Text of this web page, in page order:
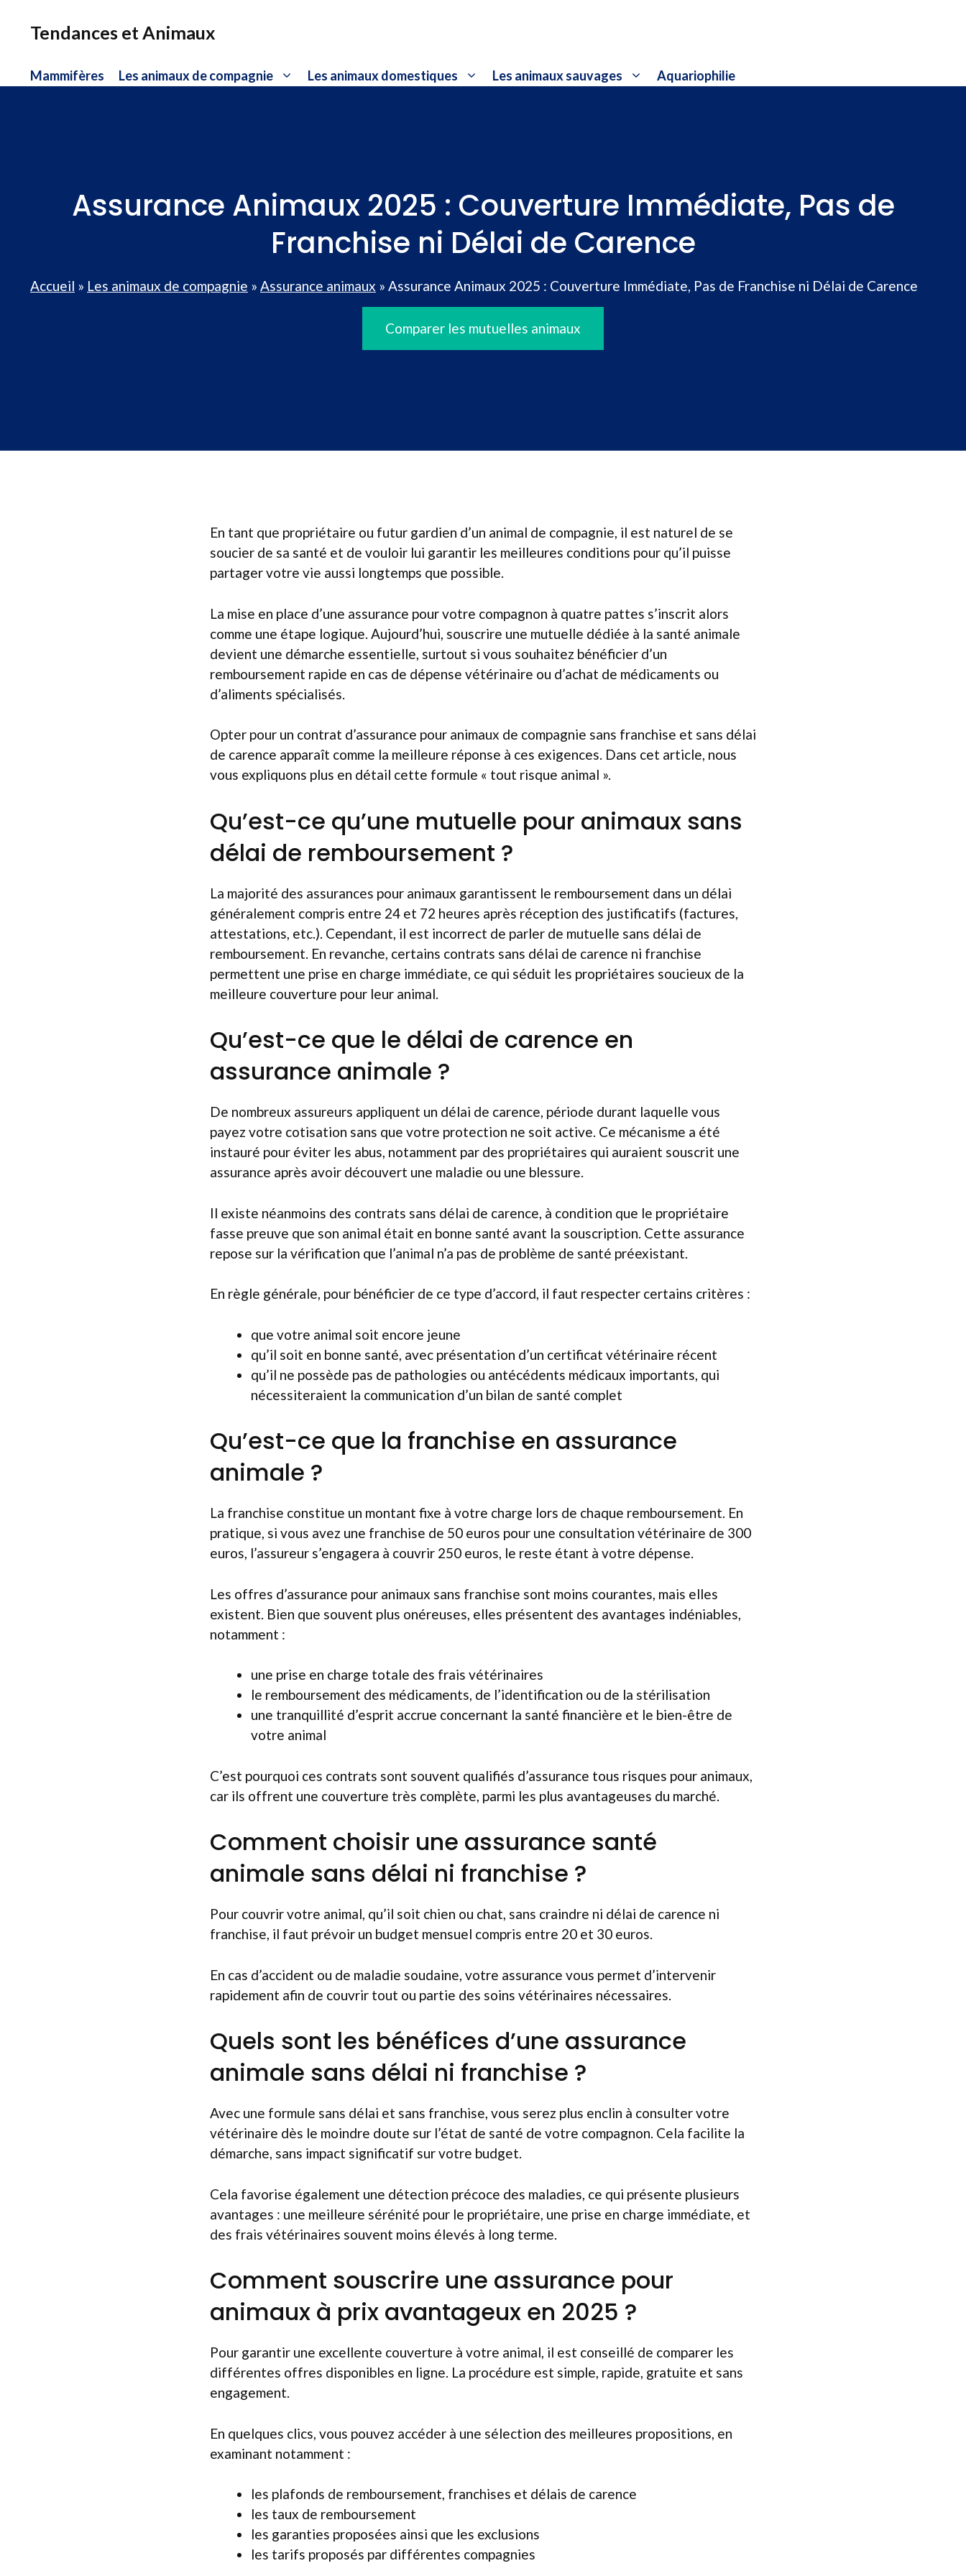
Tendances et Animaux
Mammifères Les animaux de compagnie Les animaux domestiques Les animaux sauvages Aquariophilie
Assurance Animaux 2025 : Couverture Immédiate, Pas de
Franchise ni Délai de Carence
Accueil » Les animaux de compagnie » Assurance animaux » Assurance Animaux 2025 : Couverture Immédiate, Pas de Franchise ni Délai de Carence
Comparer les mutuelles animaux
En tant que propriétaire ou futur gardien d’un animal de compagnie, il est naturel de se
soucier de sa santé et de vouloir lui garantir les meilleures conditions pour qu’il puisse
partager votre vie aussi longtemps que possible.
La mise en place d’une assurance pour votre compagnon à quatre pattes s’inscrit alors
comme une étape logique. Aujourd’hui, souscrire une mutuelle dédiée à la santé animale
devient une démarche essentielle, surtout si vous souhaitez bénéficier d’un
remboursement rapide en cas de dépense vétérinaire ou d’achat de médicaments ou
d’aliments spécialisés.
Opter pour un contrat d’assurance pour animaux de compagnie sans franchise et sans délai
de carence apparaît comme la meilleure réponse à ces exigences. Dans cet article, nous
vous expliquons plus en détail cette formule « tout risque animal ».
Qu’est-ce qu’une mutuelle pour animaux sans
délai de remboursement ?
La majorité des assurances pour animaux garantissent le remboursement dans un délai
généralement compris entre 24 et 72 heures après réception des justificatifs (factures,
attestations, etc.). Cependant, il est incorrect de parler de mutuelle sans délai de
remboursement. En revanche, certains contrats sans délai de carence ni franchise
permettent une prise en charge immédiate, ce qui séduit les propriétaires soucieux de la
meilleure couverture pour leur animal.
Qu’est-ce que le délai de carence en
assurance animale ?
De nombreux assureurs appliquent un délai de carence, période durant laquelle vous
payez votre cotisation sans que votre protection ne soit active. Ce mécanisme a été
instauré pour éviter les abus, notamment par des propriétaires qui auraient souscrit une
assurance après avoir découvert une maladie ou une blessure.
Il existe néanmoins des contrats sans délai de carence, à condition que le propriétaire
fasse preuve que son animal était en bonne santé avant la souscription. Cette assurance
repose sur la vérification que l’animal n’a pas de problème de santé préexistant.
En règle générale, pour bénéficier de ce type d’accord, il faut respecter certains critères :
que votre animal soit encore jeune
qu’il soit en bonne santé, avec présentation d’un certificat vétérinaire récent
qu’il ne possède pas de pathologies ou antécédents médicaux importants, qui
nécessiteraient la communication d’un bilan de santé complet
Qu’est-ce que la franchise en assurance
animale ?
La franchise constitue un montant fixe à votre charge lors de chaque remboursement. En
pratique, si vous avez une franchise de 50 euros pour une consultation vétérinaire de 300
euros, l’assureur s’engagera à couvrir 250 euros, le reste étant à votre dépense.
Les offres d’assurance pour animaux sans franchise sont moins courantes, mais elles
existent. Bien que souvent plus onéreuses, elles présentent des avantages indéniables,
notamment :
une prise en charge totale des frais vétérinaires
le remboursement des médicaments, de l’identification ou de la stérilisation
une tranquillité d’esprit accrue concernant la santé financière et le bien-être de
votre animal
C’est pourquoi ces contrats sont souvent qualifiés d’assurance tous risques pour animaux,
car ils offrent une couverture très complète, parmi les plus avantageuses du marché.
Comment choisir une assurance santé
animale sans délai ni franchise ?
Pour couvrir votre animal, qu’il soit chien ou chat, sans craindre ni délai de carence ni
franchise, il faut prévoir un budget mensuel compris entre 20 et 30 euros.
En cas d’accident ou de maladie soudaine, votre assurance vous permet d’intervenir
rapidement afin de couvrir tout ou partie des soins vétérinaires nécessaires.
Quels sont les bénéfices d’une assurance
animale sans délai ni franchise ?
Avec une formule sans délai et sans franchise, vous serez plus enclin à consulter votre
vétérinaire dès le moindre doute sur l’état de santé de votre compagnon. Cela facilite la
démarche, sans impact significatif sur votre budget.
Cela favorise également une détection précoce des maladies, ce qui présente plusieurs
avantages : une meilleure sérénité pour le propriétaire, une prise en charge immédiate, et
des frais vétérinaires souvent moins élevés à long terme.
Comment souscrire une assurance pour
animaux à prix avantageux en 2025 ?
Pour garantir une excellente couverture à votre animal, il est conseillé de comparer les
différentes offres disponibles en ligne. La procédure est simple, rapide, gratuite et sans
engagement.
En quelques clics, vous pouvez accéder à une sélection des meilleures propositions, en
examinant notamment :
les plafonds de remboursement, franchises et délais de carence
les taux de remboursement
les garanties proposées ainsi que les exclusions
les tarifs proposés par différentes compagnies